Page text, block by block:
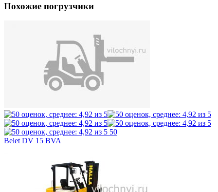
Похожие погрузчики
50
Belet DV 15 BVA